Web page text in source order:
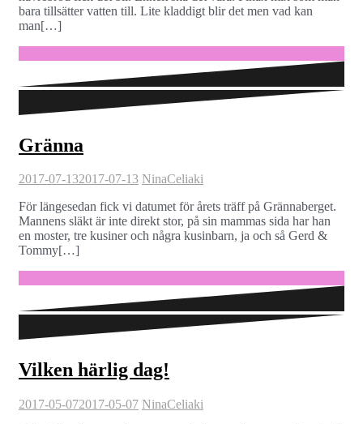
bara tillsätter vatten till. Lite kladdigt blir det men vad kan
man[…]
Gränna
2017-07-132017-07-13 NinaCeliaki
För längesedan fick vi datumet för årets träff på Grännaberget.
Mannens släkt är inte direkt stor, på sin mammas sida har han
en moster, tre kusiner och några kusinbarn, ja och så Gerd &
Tommy[…]
Vilken härlig dag!
2017-05-072017-05-07 NinaCeliaki